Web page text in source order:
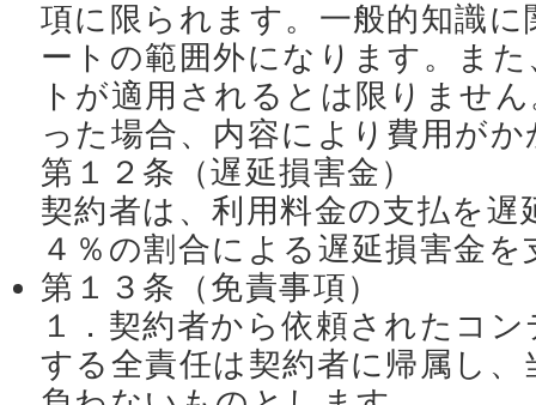
項に限られます。一般的知識
ートの範囲外になります。ま
トが適用されるとは限りませ
った場合、内容により費用が
第１２条（遅延損害金）
契約者は、利用料金の支払を
４％の割合による遅延損害金
第１３条（免責事項）
１．契約者から依頼されたコ
する全責任は契約者に帰属し